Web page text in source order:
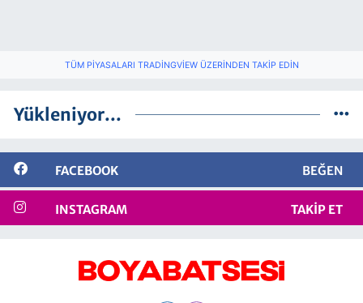
TÜM PIYASALARI TRADINGVIEW ÜZERINDEN TAKIP EDIN
Yükleniyor...
FACEBOOK BEĞEN
INSTAGRAM TAKIP ET